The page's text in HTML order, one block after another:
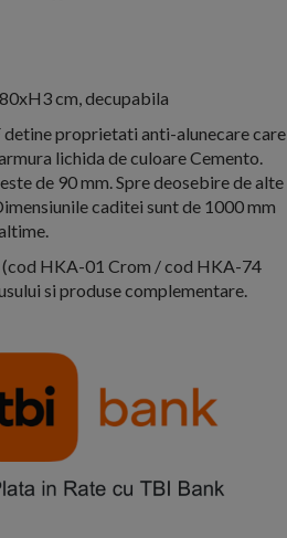
cm, decupabila
detine proprietati anti-alunecare care
lichida de culoare Cemento.
de 90 mm. Spre deosebire de alte
caditei sunt de 1000 mm
(cod HKA-01 Crom / cod HKA-74
si produse complementare.